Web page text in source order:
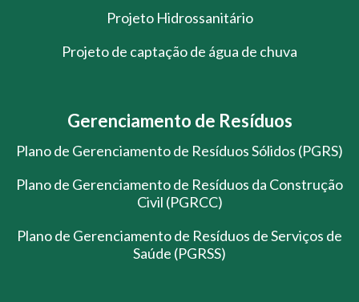
Projeto Hidrossanitário
Projeto de captação de água de chuva
Gerenciamento de Resíduos
Plano de Gerenciamento de Resíduos Sólidos (PGRS)
Plano de Gerenciamento de Resíduos da Construção
Civil (PGRCC)
Plano de Gerenciamento de Resíduos de Serviços de
Saúde (PGRSS)